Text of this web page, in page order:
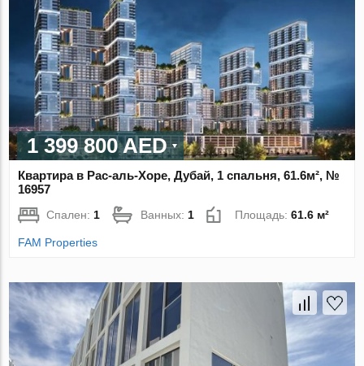
1 399 800 AED
Квартира в Рас-аль-Хоре, Дубай, 1 спальня, 61.6м², №
16957
Спален: 1 Ванных: 1 Площадь:61.6 м²
FAM Properties